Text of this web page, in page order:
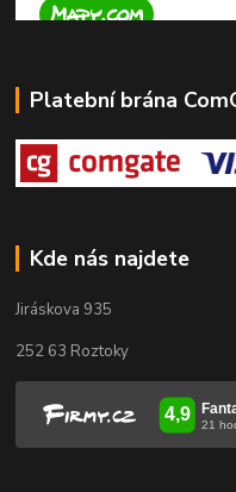
Platební brána
Kde nás najdete
Jiráskova 935
252 63 Roztoky